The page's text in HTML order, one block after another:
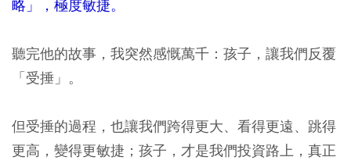
略」，極度敏捷。
聽完他的故事，我突然感慨萬千：孩子，讓我們反覆
「受捶」。
但受捶的過程，也讓我們跨得更大、看得更遠、跳得
更高，變得更敏捷；孩子，才是我們投資路上，真正